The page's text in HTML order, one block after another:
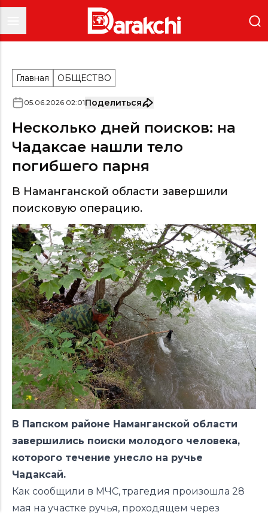
Главная ОБЩЕСТВО
05.06.2026 02:01Поделиться
Несколько дней поисков: на
Чадаксае нашли тело
погибшего парня
В Наманганской области завершили
поисковую операцию.
В Папском районе Наманганской области
завершились поиски молодого человека,
которого течение унесло на ручье
Чадаксай.
Как сообщили в МЧС, трагедия произошла 28
мая на участке ручья, проходящем через